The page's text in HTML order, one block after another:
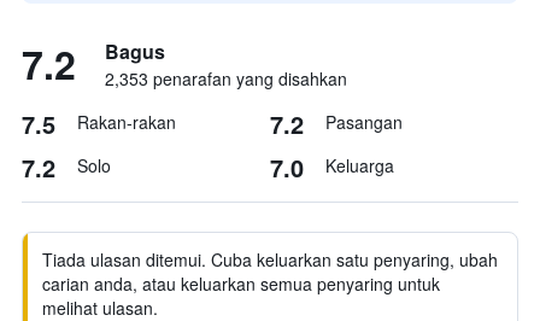
7.2 Bagus
2,353 penarafan yang disahkan
7.5 Rakan-rakan 7.2 Pasangan
7.2 Solo 7.0 Keluarga
Tiada ulasan ditemui. Cuba keluarkan satu penyaring, ubah
carian anda, atau keluarkan semua penyaring untuk
melihat ulasan.